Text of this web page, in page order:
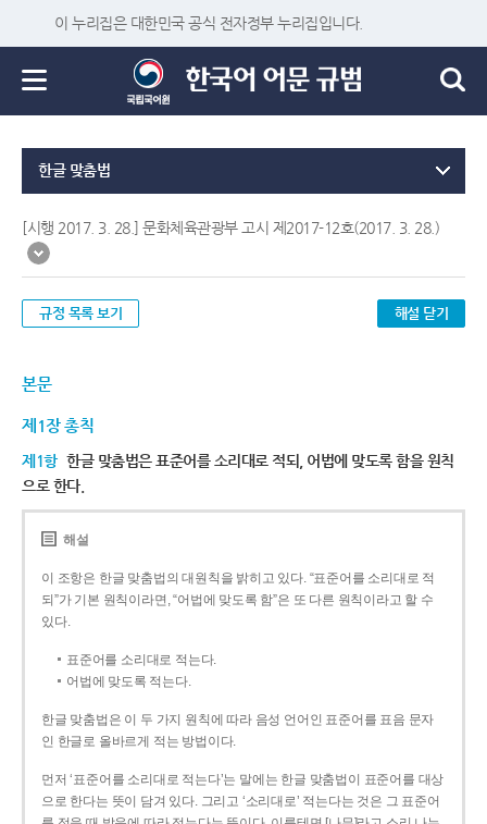
이 누리집은 대한민국 공식 전자정부 누리집입니다.
한글 맞춤법
[시행 2017. 3. 28.] 문화체육관광부 고시 제2017-12호(2017. 3. 28.)
규정 목록 보기 해설 닫기
본문
제1장 총칙
제1항 한글 맞춤법은 표준어를 소리대로 적되, 어법에 맞도록 함을 원칙
으로 한다.
해설
이 조항은 한글 맞춤법의 대원칙을 밝히고 있다. “표준어를 소리대로 적
되”가 기본 원칙이라면, “어법에 맞도록 함”은 또 다른 원칙이라고 할 수
있다.
표준어를 소리대로 적는다.
어법에 맞도록 적는다.
한글 맞춤법은 이 두 가지 원칙에 따라 음성 언어인 표준어를 표음 문자
인 한글로 올바르게 적는 방법이다.
먼저 ‘표준어를 소리대로 적는다’는 말에는 한글 맞춤법이 표준어를 대상
으로 한다는 뜻이 담겨 있다. 그리고 ‘소리대로’ 적는다는 것은 그 표준어